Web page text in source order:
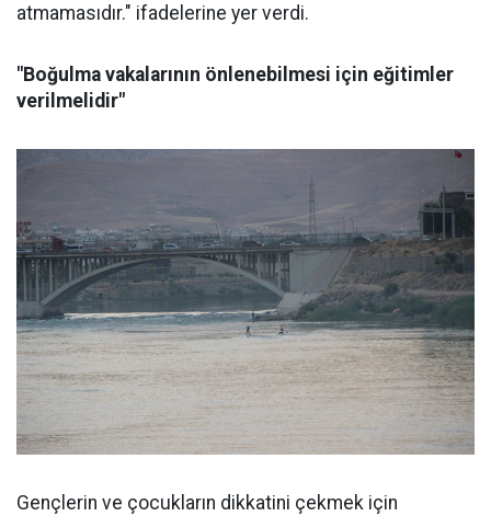
atmamasıdır." ifadelerine yer verdi.
"Boğulma vakalarının önlenebilmesi için eğitimler
verilmelidir"
Gençlerin ve çocukların dikkatini çekmek için